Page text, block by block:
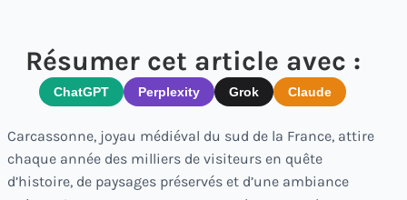
Résumer cet article avec :
ChatGPT Perplexity Grok Claude
Carcassonne, joyau médiéval du sud de la France, attire
chaque année des milliers de visiteurs en quête
d’histoire, de paysages préservés et d’une ambiance